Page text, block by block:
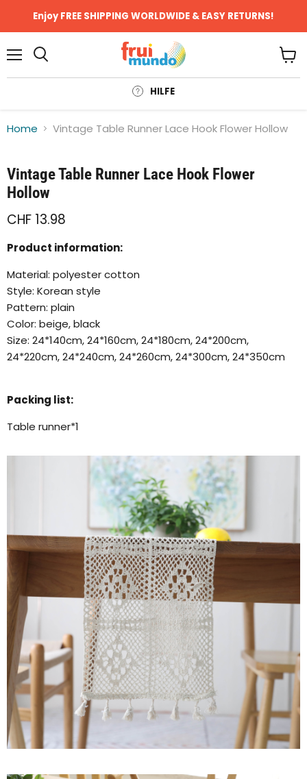
Enjoy FREE SHIPPING WORLDWIDE & EASY RETURNS!
HILFE
Home Vintage Table Runner Lace Hook Flower Hollow
Klicken oder scrollen, um zu Zoomen
Vintage Table Runner Lace Hook Flower
Hollow
CHF 13.98
Product information:
Material: polyester cotton
Style: Korean style
Pattern: plain
Color: beige, black
Size: 24*140cm, 24*160cm, 24*180cm, 24*200cm,
24*220cm, 24*240cm, 24*260cm, 24*300cm, 24*350cm
Packing list:
Table runner*1